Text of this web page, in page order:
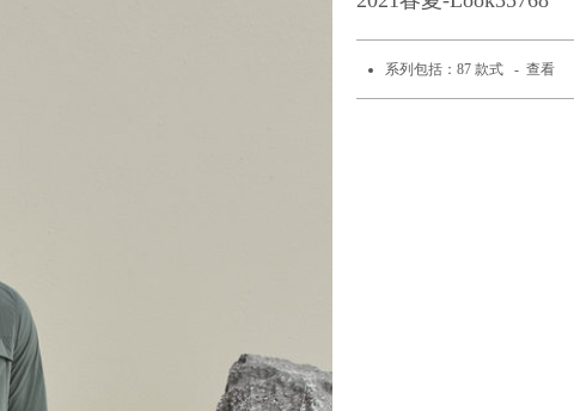
系列包括：87 款式 - 查看